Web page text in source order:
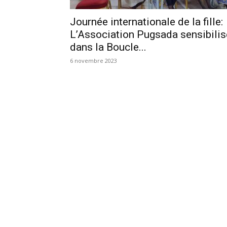
Journée internationale de la fille:
L’Association Pugsada
dans la Boucle...
6 novembre 2023